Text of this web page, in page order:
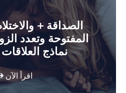
الصداقة +
المفتوحة وتعدد
نماذج
اقرأ الآن